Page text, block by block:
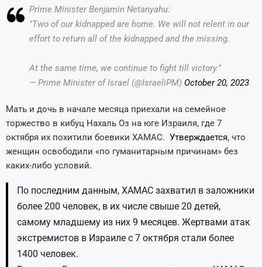
Prime Minister Benjamin Netanyahu:
"Two of our kidnapped are home. We will not relent in our
effort to return all of the kidnapped and the missing.
At the same time, we continue to fight till victory."
— Prime Minister of Israel (@IsraeliPM) October 20, 2023
Мать и дочь в начале месяца приехали на семейное
торжество в кибуц Нахаль Оз на юге Израиля, где 7
октября их похитили боевики ХАМАС. Утверждается, что
женщин освободили «по гуманитарным причинам» без
каких-либо условий.
По последним данным, ХАМАС захватил в заложники
более 200 человек, в их числе свыше 20 детей,
самому младшему из них 9 месяцев. Жертвами атак
экстремистов в Израиле с 7 октября стали более
1400 человек.